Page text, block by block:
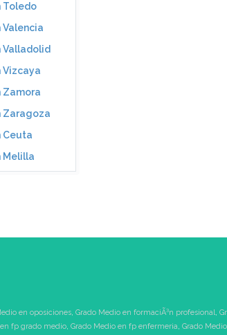
Toledo
Valencia
Valladolid
Vizcaya
Zamora
Zaragoza
Ceuta
Melilla
en oposiciones, Grado Medio en formaciÃ³n profesional,
fp grado medio, Grado Medio en fp enfermeria, Grado